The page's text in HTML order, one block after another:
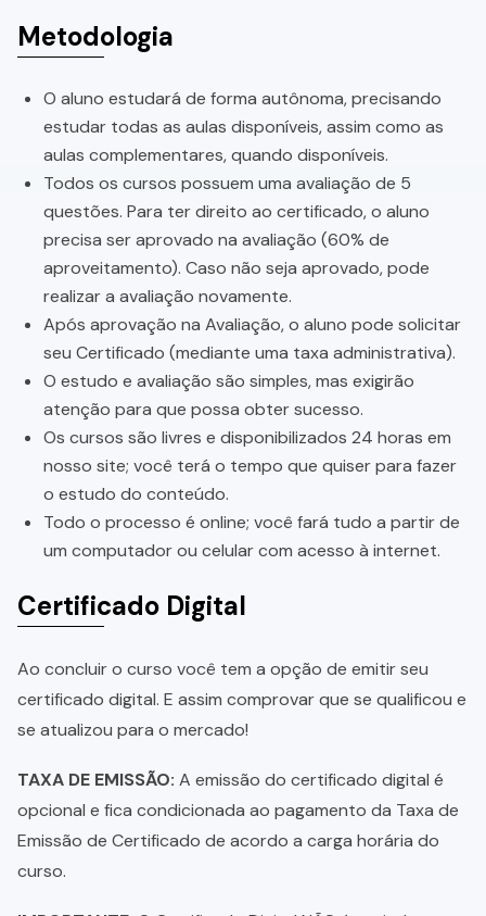
Metodologia
O aluno estudará de forma autônoma, precisando
estudar todas as aulas disponíveis, assim como as
aulas complementares, quando disponíveis.
Todos os cursos possuem uma avaliação de 5
questões. Para ter direito ao certificado, o aluno
precisa ser aprovado na avaliação (60% de
aproveitamento). Caso não seja aprovado, pode
realizar a avaliação novamente.
Após aprovação na Avaliação, o aluno pode solicitar
seu Certificado (mediante uma taxa administrativa).
O estudo e avaliação são simples, mas exigirão
atenção para que possa obter sucesso.
Os cursos são livres e disponibilizados 24 horas em
nosso site; você terá o tempo que quiser para fazer
o estudo do conteúdo.
Todo o processo é online; você fará tudo a partir de
um computador ou celular com acesso à internet.
Certificado Digital
Ao concluir o curso você tem a opção de emitir seu
certificado digital. E assim comprovar que se qualificou e
se atualizou para o mercado!
TAXA DE EMISSÃO: A emissão do certificado digital é
opcional e fica condicionada ao pagamento da Taxa de
Emissão de Certificado de acordo a carga horária do
curso.